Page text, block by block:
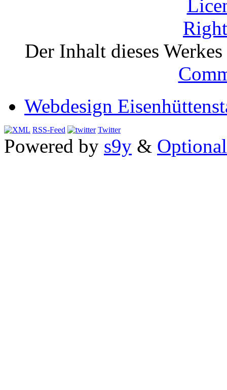
Der Inhalt dieses
Webdesign
RSS-Feed Twitter
Powered by s9y &